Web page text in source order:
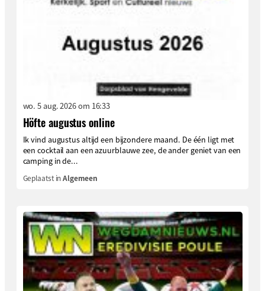
wo. 5 aug. 2026 om 16:33
Höfte augustus online
Ik vind augustus altijd een bijzondere maand. De één ligt met
een cocktail aan een azuurblauwe zee, de ander geniet van een
camping in de...
Geplaatst inAlgemeen